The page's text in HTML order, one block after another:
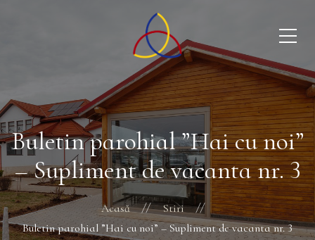
Buletin parohial ”Hai cu noi”
– Supliment de vacanta nr. 3
Acasă
Stiri
Buletin parohial ”Hai cu noi” – Supliment de vacanta nr. 3